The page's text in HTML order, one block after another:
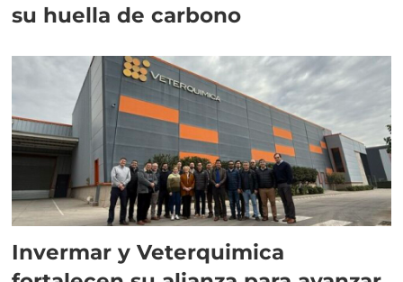
su huella de carbono
Invermar y Veterquimica